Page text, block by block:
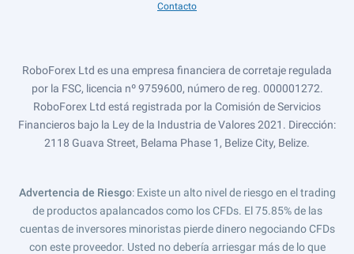
Contacto
RoboForex Ltd es una empresa financiera de corretaje regulada
por la FSC, licencia nº 9759600, número de reg. 000001272.
RoboForex Ltd está registrada por la Comisión de Servicios
Financieros bajo la Ley de la Industria de Valores 2021. Dirección:
2118 Guava Street, Belama Phase 1, Belize City, Belize.
Advertencia de Riesgo: Existe un alto nivel de riesgo en el trading
de productos apalancados como los CFDs. El 75.85% de las
cuentas de inversores minoristas pierde dinero negociando CFDs
con este proveedor. Usted no debería arriesgar más de lo que